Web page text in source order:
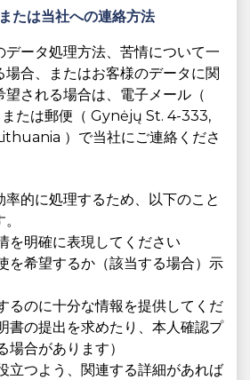
たは当社への連絡方法
データ処理方法、苦情について一
合、またはお客様のデータに関
される場合は、電子メール（
または郵便（ Gynėjų St. 4-333,
）で当社にご連絡くださ
率的に処理するため、以下のこと
を明確に表現してください
を希望するか（該当する場合）示
るのに十分な情報を提供してくだ
書の提出を求めたり、本人確認プ
場合があります）
立つよう、関連する詳細があれば